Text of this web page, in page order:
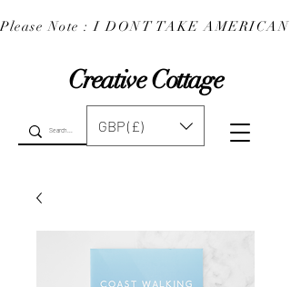
Creative Cottage
Please Note : I DONT TAKE
GBP (£)